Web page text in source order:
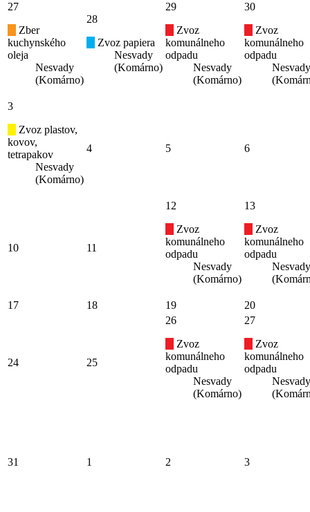
27
Zber
kuchynského
oleja
Nesvady
(Komárno)
28
Zvoz papiera
Nesvady
(Komárno)
29
Zvoz
komunálneho
odpadu
Nesvady
(Komárno)
30
Zvoz
komunálneho
odpadu
Nesvady
3
Zvoz plastov,
kovov,
tetrapakov
Nesvady
(Komárno)
4 5 6
10 11
12
Zvoz
komunálneho
odpadu
Nesvady
(Komárno)
13
Zvoz
komunálneho
odpadu
Nesvady
17 18 19 20
24 25
26
Zvoz
komunálneho
odpadu
Nesvady
(Komárno)
27
Zvoz
komunálneho
odpadu
Nesvady
31 1 2 3